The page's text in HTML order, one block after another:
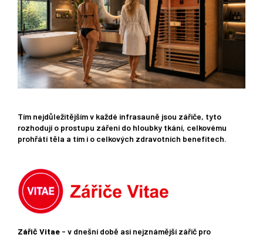
Tím nejdůležitějším v každé infrasauně jsou zářiče, tyto
rozhodují o prostupu záření do hloubky tkání, celkovému
prohřátí těla a tím i o celkových zdravotních benefitech.
Zářič Vitae - v dnešní době asi nejznámější zářič pro